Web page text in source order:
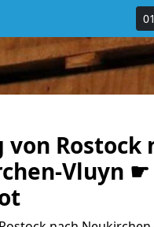
von Rostock
Vluyn ☛